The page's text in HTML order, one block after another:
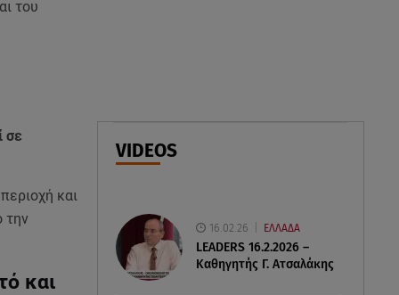
07.08.26 , 17:44
Παιδικοί σταθμοί: Πότε βγαίνουν
τα προσωρινά αποτελέσματα
VIDEOS
16.02.26 ΕΛΛΑΔΑ
LEADERS 16.2.2026 –
Καθηγητής Γ. Ατσαλάκης
του
σε
και
την
και